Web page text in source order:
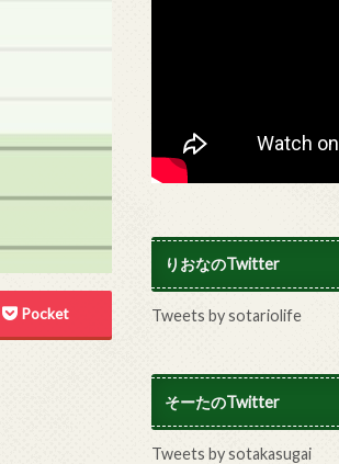
Pocket
りおなのTwitter
Tweets by sotariolife
そーたのTwitter
Tweets by sotakasugai